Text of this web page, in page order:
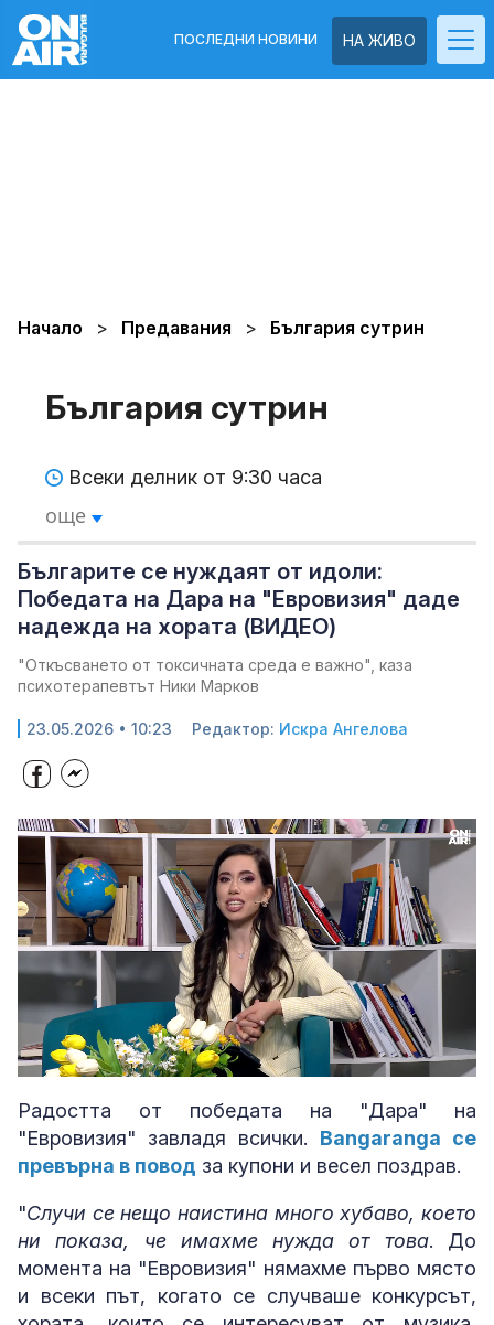
НА ЖИВО
ПОСЛЕДНИ НОВИНИ
Начало Предавания България сутрин
България сутрин
Всеки делник от 9:30 часа
още
Българите се нуждаят от идоли:
Победата на Дара на "Евровизия" даде
надежда на хората (ВИДЕО)
"Откъсването от токсичната среда е важно", каза
психотерапевтът Ники Марков
23.05.2026 • 10:23 Редактор: Искра Ангелова
Unmute Loaded:
4.07%
Радостта от победата на "Дара" на
"Евровизия" завладя всички. Bangaranga се
превърна в повод за купони и весел поздрав.
"Случи се нещо наистина много хубаво, което
ни показа, че имахме нужда от това. До
момента на "Евровизия" нямахме първо място
и всеки път, когато се случваше конкурсът,